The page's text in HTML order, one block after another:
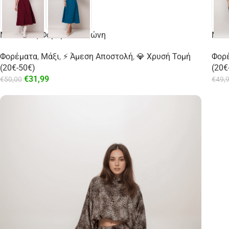
Maxi Κλος Φόρεμα Με Ζώνη
Φορέματα, Μάξι, ⚡ Άμεση Αποστολή, 💎 Χρυσή Τομή
(20€-50€)
€50,00 €31,99 €